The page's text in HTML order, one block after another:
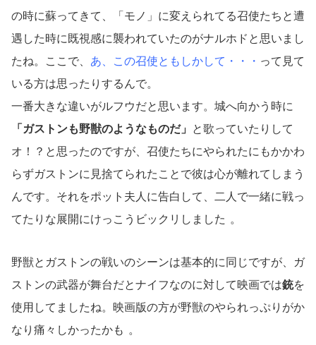
の時に蘇ってきて、「モノ」に変えられてる召使たちと遭
遇した時に既視感に襲われていたのがナルホドと思いまし
たね。ここで、 あ、この召使ともしかして・・・ って見て
いる方は思ったりするんで。
一番大きな違いがルフウだと思います。城へ向かう時に
「ガストンも野獣のようなものだ」
と歌っていたりして
オ！？と思ったのですが、召使たちにやられたにもかかわ
らずガストンに見捨てられたことで彼は心が離れてしまう
んです。それをポット夫人に告白して、二人で一緒に戦っ
てたりな展開にけっこうビックリしました 。
野獣とガストンの戦いのシーンは基本的に同じですが、ガ
ストンの武器が舞台だとナイフなのに対して映画では銃を
使用してましたね。映画版の方が野獣のやられっぷりがか
なり痛々しかったかも 。